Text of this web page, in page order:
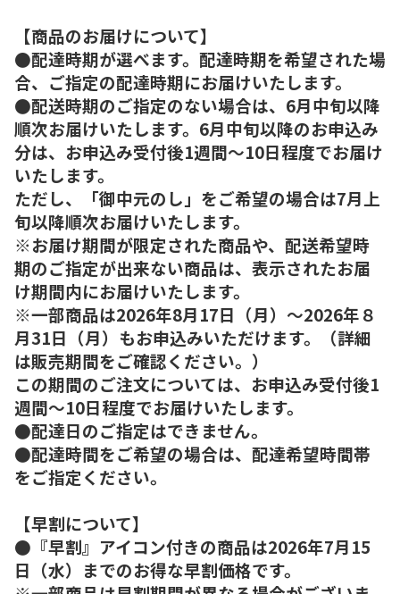
【商品のお届けについて】
●配達時期が選べます。配達時期を希望された場
合、ご指定の配達時期にお届けいたします。
●配送時期のご指定のない場合は、6月中旬以降
順次お届けいたします。6月中旬以降のお申込み
分は、お申込み受付後1週間～10日程度でお届け
いたします。
ただし、「御中元のし」をご希望の場合は7月上
旬以降順次お届けいたします。
※お届け期間が限定された商品や、配送希望時
期のご指定が出来ない商品は、表示されたお届
け期間内にお届けいたします。
※一部商品は2026年8月17日（月）～2026年８
月31日（月）もお申込みいただけます。（詳細
は販売期間をご確認ください。）
この期間のご注文については、お申込み受付後1
週間～10日程度でお届けいたします。
●配達日のご指定はできません。
●配達時間をご希望の場合は、配達希望時間帯
をご指定ください。
【早割について】
●『早割』アイコン付きの商品は2026年7月15
日（水）までのお得な早割価格です。